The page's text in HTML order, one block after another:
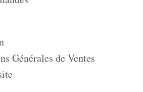
Générales de Ventes